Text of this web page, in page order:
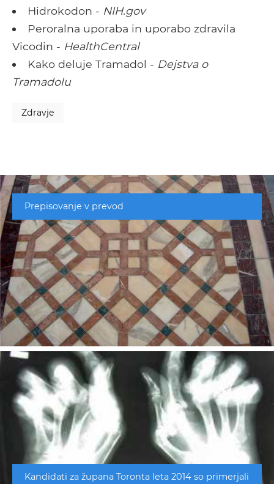
Hidrokodon - NIH.gov
Peroralna uporaba in uporabo zdravila
Vicodin - HealthCentral
Kako deluje Tramadol - Dejstva o
Tramadolu
Zdravje
Prepisovanje v prevod
Kandidati za župana Toronta leta 2014 so primerjali